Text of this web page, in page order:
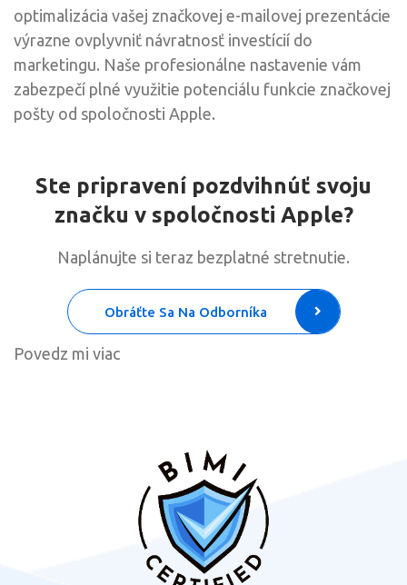
optimalizácia vašej značkovej e-mailovej prezentácie
výrazne ovplyvniť návratnosť investícií do
marketingu. Naše profesionálne nastavenie vám
zabezpečí plné využitie potenciálu funkcie značkovej
pošty od spoločnosti Apple.
Ste pripravení pozdvihnúť svoju
značku v spoločnosti Apple?
Naplánujte si teraz bezplatné stretnutie.
Obráťte Sa Na Odborníka
Povedz mi viac